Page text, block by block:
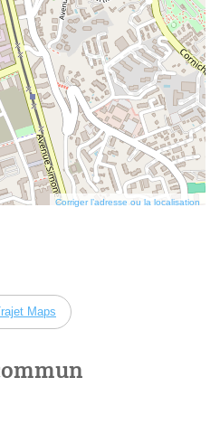
Corriger l’adresse ou la localisation
Maps